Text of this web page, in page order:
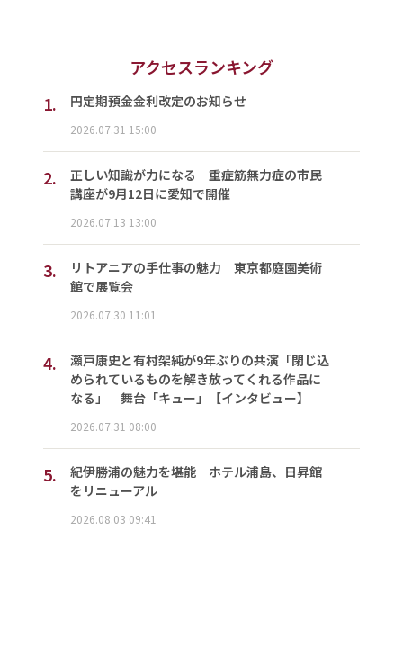
アクセスランキング
1.
円定期預金金利改定のお知らせ
2026.07.31 15:00
2.
正しい知識が力になる 重症筋無力症の市民
講座が9月12日に愛知で開催
2026.07.13 13:00
3.
リトアニアの手仕事の魅力 東京都庭園美術
館で展覧会
2026.07.30 11:01
4.
瀬戸康史と有村架純が9年ぶりの共演「閉じ込
められているものを解き放ってくれる作品に
なる」 舞台「キュー」【インタビュー】
2026.07.31 08:00
5.
紀伊勝浦の魅力を堪能 ホテル浦島、日昇館
をリニューアル
2026.08.03 09:41